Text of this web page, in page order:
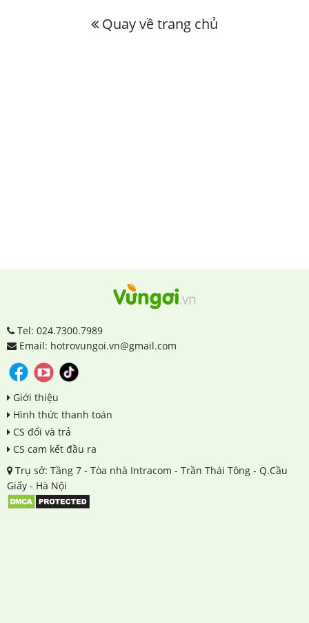
Quay về trang chủ
Tel: 024.7300.7989
Email: hotrovungoi.vn@gmail.com
Giới thiệu
Hình thức thanh toán
CS đổi và trả
CS cam kết đầu ra
Trụ sở: Tầng 7 - Tòa nhà Intracom - Trần Thái Tông - Q.Cầu
Giấy - Hà Nội